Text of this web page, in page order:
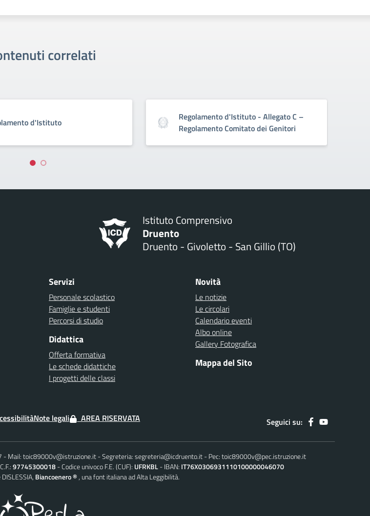
correlati
d'Istituto
Regolamento d'Istituto - Allegato C –
Regolamento Comitato dei Genitori
Istituto Comprensivo
Druento
Druento - Givoletto - San Gillio (TO)
Servizi
Personale scolastico
Famiglie e studenti
Percorsi di studio
Didattica
Offerta formativa
Le schede didattiche
I progetti delle classi
Novità
Le notizie
Le circolari
Calendario eventi
Albo online
Gallery Fotografica
Mappa del Sito
Note legali AREA RISERVATA Seguici su:
Mail:toic89000v@istruzione.it Segreteria:segreteria@icdruento.it Pec:toic89000v@pec.istruzione.it
C.F.:97745300018 Codice univoco F.E. (CUF): UFRKBL IBAN: IT76X0306931110100000046070
Biancoenero ® , una font italiana ad Alta Leggibilità.